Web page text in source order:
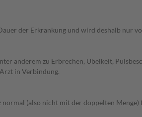
der Erkrankung und wird deshalb nur
anderem zu Erbrechen, Übelkeit,
in Verbindung.
normal (also nicht mit der doppelten Menge)